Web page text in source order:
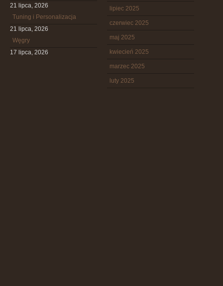
21 lipca, 2026
Tuning i Personalizacja
21 lipca, 2026
Węgry
17 lipca, 2026
lipiec 2025
czerwiec 2025
maj 2025
kwiecień 2025
marzec 2025
luty 2025